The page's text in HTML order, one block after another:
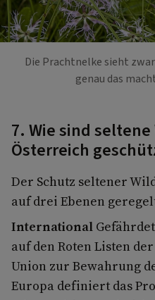
Die Prachtnelke sieht
genau das
7. Wie sind
Österreich
Der Schutz seltener
auf drei Ebenen
International
auf den Roten Listen
Union zur Bewahrung
Europa definiert das